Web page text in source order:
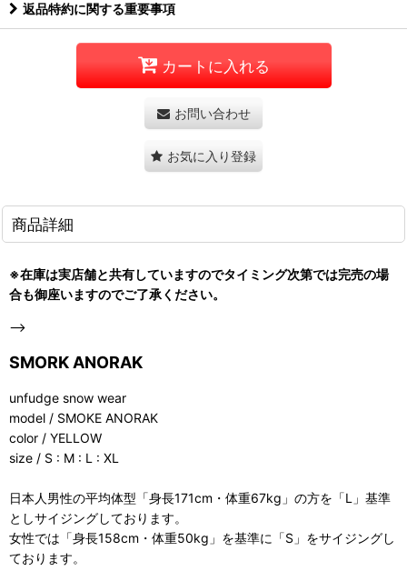
返品特約に関する重要事項
カートに入れる
お問い合わせ
お気に入り登録
商品詳細
※在庫は実店舗と共有していますのでタイミング次第では完売の場
合も御座いますのでご了承ください。
-->
SMORK ANORAK
unfudge snow wear
model / SMOKE ANORAK
color / YELLOW
size / S : M : L : XL
日本人男性の平均体型「身長171cm・体重67kg」の方を「L」基準
としサイジングしております。
女性では「身長158cm・体重50kg」を基準に「S」をサイジングし
ております。